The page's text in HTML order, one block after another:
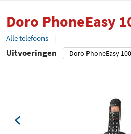
Doro PhoneEasy
Alle telefoons
Uitvoeringen